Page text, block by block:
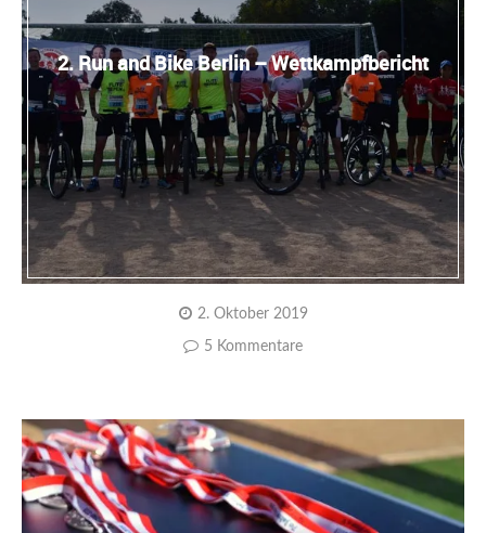
2. Run and Bike Berlin – Wettkampfbericht
2. Oktober 2019
5 Kommentare